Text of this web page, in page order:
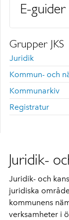
E-
Grupper JKS
Juridik
Kommun- och
Kommunarkiv
Registratur
Juridik-
Juridik- och
juridiska
kommunens
verksamheter i